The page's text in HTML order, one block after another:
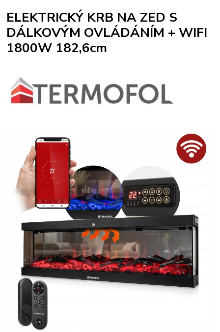
ELEKTRICKÝ KRB NA ZED S
DÁLKOVÝM OVLÁDÁNÍM + WIFI
1800W 182,6cm